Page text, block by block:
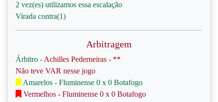
2 vez(es) utilizamos essa escalação
Virada contra(1)
Arbitragem
Árbitro - Achilles Pederneiras - **
Não teve VAR nesse jogo
Amarelos - Fluminense 0 x 0 Botafogo
Vermelhos - Fluminense 0 x 0 Botafogo